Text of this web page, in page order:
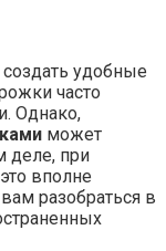
удобные
часто
Однако,
может
деле, при
вполне
разобраться в